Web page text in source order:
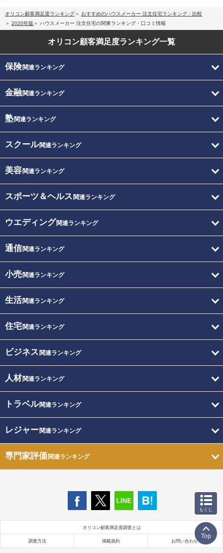
オリコン顧客満足度ランキング
おすすめのハウスメーカー 注文住宅ランキング・比較
2020年版
ハウスメーカー 注文住宅の関東ランキング・口コミ情報
オリコン顧客満足度ランキング一覧
保険関連ランキング
金融関連ランキング
塾関連ランキング
スクール関連ランキング
美容関連ランキング
スポーツ＆ヘルス 関連ランキング
ウエディング関連ランキング
通信関連ランキング
小売関連ランキング
生活関連ランキング
住宅関連ランキング
ビジネス 関連ランキング
人材関連ランキング
トラベル関連ランキング
レジャー関連ランキング
専門家評価関連ランキング
オリコン顧客満足度調査とは
調査方法 掲載規約 お問い合わせ
もくじ
Top